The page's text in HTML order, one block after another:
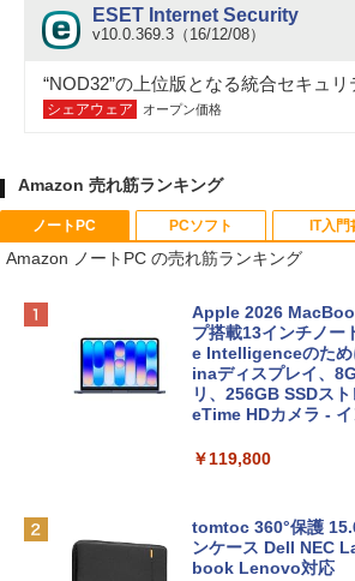
ESET Internet Security
v10.0.369.3（16/12/08）
“NOD32”の上位版となる統合セキュリ
シェアウェア オープン価格
Amazon 売れ筋ランキング
ノートPC
Amazon ノートPC の売れ筋ランキング
Apple 2026
プ搭載13インチノー
e Intelligenceのた
inaディスプレイ、
リ、256GB SSDス
eTime HDカメラ -
￥119,800
tomtoc 360°保護
ンケース Dell NEC
book Lenovo対応
PCソフト IT入門